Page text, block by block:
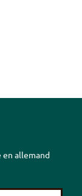
allemand